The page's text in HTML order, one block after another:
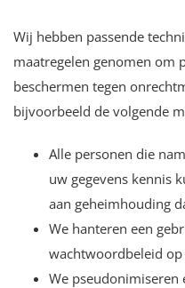
Wij hebben passende
maatregelen genomen om
beschermen tegen
bijvoorbeeld de volgende
Alle personen die
uw gegevens kennis
aan geheimhouding
We hanteren een
wachtwoordbeleid op
We pseudonimiseren